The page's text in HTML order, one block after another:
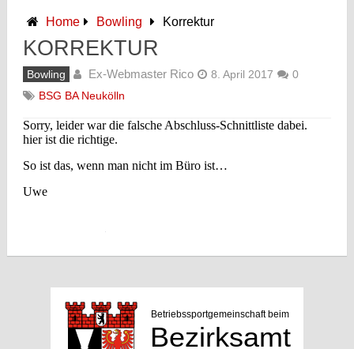
Home Bowling Korrektur
KORREKTUR
Bowling Ex-Webmaster Rico 8. April 2017
0
BSG BA Neukölln
Sorry, leider war die falsche Abschluss-Schnittliste dabei.
hier ist die richtige.
So ist das, wenn man nicht im Büro ist…
Uwe